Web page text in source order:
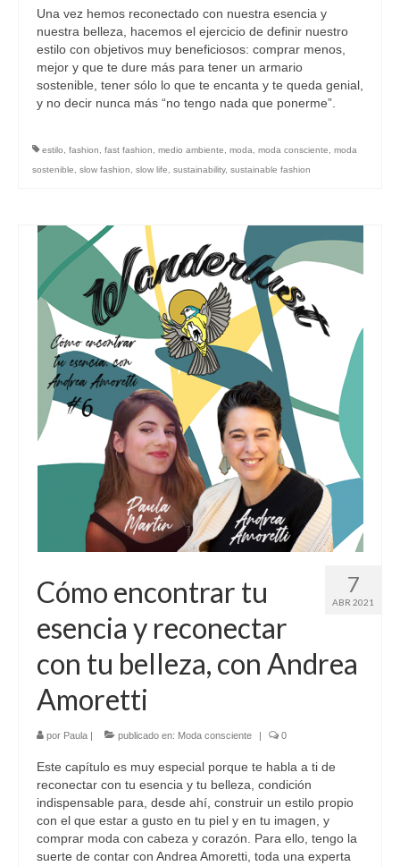
Una vez hemos reconectado con nuestra esencia y
nuestra belleza, hacemos el ejercicio de definir nuestro
estilo con objetivos muy beneficiosos: comprar menos,
mejor y que te dure más para tener un armario
sostenible, tener sólo lo que te encanta y te queda genial,
y no decir nunca más “no tengo nada que ponerme”.
estilo, fashion, fast fashion, medio ambiente, moda, moda consciente, moda
sostenible, slow fashion, slow life, sustainability, sustainable fashion
7
ABR 2021
Cómo encontrar tu
esencia y reconectar
con tu belleza, con Andrea
Amoretti
por Paula publicado en: Moda consciente 0
Este capítulo es muy especial porque te habla a ti de
reconectar con tu esencia y tu belleza, condición
indispensable para, desde ahí, construir un estilo propio
con el que estar a gusto en tu piel y en tu imagen, y
comprar moda con cabeza y corazón. Para ello, tengo la
suerte de contar con Andrea Amoretti, toda una experta